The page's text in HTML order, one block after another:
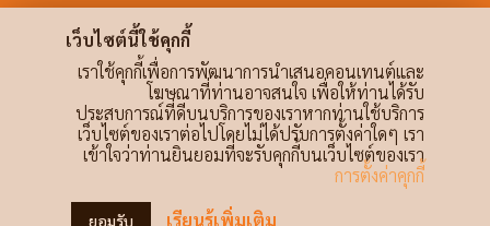
เว็บไซต์นี้ใช้คุกกี้
เราใช้คุกกี้เพื่อการพัฒนาการนำเสนอคอนเทนต์และ
โฆษณาที่ท่านอาจสนใจ เพื่อให้ท่านได้รับ
ประสบการณ์ที่ดีบนบริการของเราหากท่านใช้บริการ
เว็บไซต์ของเราต่อไปโดยไม่ได้ปรับการตั้งค่าใดๆ เรา
เข้าใจว่าท่านยินยอมที่จะรับคุกกี้บนเว็บไซต์ของเรา
การตั้งค่าคุกกี้
ยอมรับ เรียนรู้เพิ่มเติม